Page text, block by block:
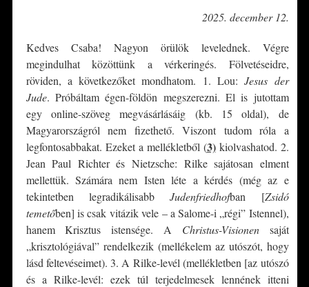
2025. december 12.
Kedves Csaba! Nagyon örülök levelednek. Végre
megindulhat közöttünk a vérkeringés. Fölvetéseidre,
röviden, a következőket mondhatom. 1. Lou:Jesus der
Jude. Próbáltam égen-földön megszerezni. El is jutottam
egy online-szöveg megvásárlásáig (kb. 15 oldal), de
Magyarországról nem fizethető. Viszont tudom róla a
legfontosabbakat. Ezeket a mellékletből (3)kiolvashatod. 2.
Jean Paul Richter és Nietzsche: Rilke sajátosan elment
mellettük. Számára nem Isten léte a kérdés (még az e
tekintetben legradikálisabbJudenfriedhofban [Zsidó
temetőben] is csak vitázik vele – a Salome-i „régi” Istennel),
hanem Krisztus istensége. A Christus-Visionensaját
„krisztológiával” rendelkezik (mellékelem az utószót, hogy
lásd feltevéseimet). 3. A Rilke-levél (mellékletben [az utószó
és a Rilke-levél: ezek túl terjedelmesek lennének itteni